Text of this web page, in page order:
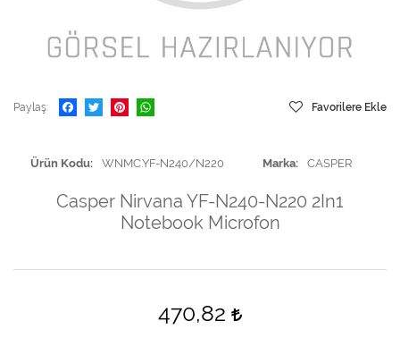
Paylaş Favorilere Ekle
Ürün Kodu WNMC.YF-N240/N220 Marka CASPER
Casper Nirvana YF-N240-N220 2In1
Notebook Microfon
470,82